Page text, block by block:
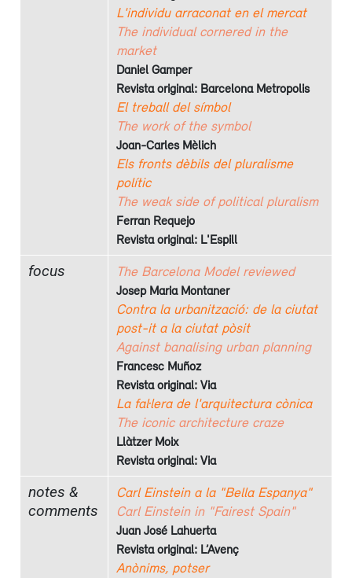
L'individu arraconat en el mercat
The individual cornered in the
market
Daniel Gamper
Revista original: Barcelona Metropolis
El treball del símbol
The work of the symbol
Joan-Carles Mèlich
Els fronts dèbils del pluralisme
polític
The weak side of political pluralism
Ferran Requejo
Revista original: L'Espill
focus The Barcelona Model reviewed
Josep Maria Montaner
Contra la urbanització: de la ciutat
post-it a la ciutat pòsit
Against banalising urban planning
Francesc Muñoz
Revista original: Via
La fal·lera de l'arquitectura cònica
The iconic architecture craze
Llàtzer Moix
Revista original: Via
notes &
comments
Carl Einstein a la "Bella Espanya"
Carl Einstein in "Fairest Spain"
Juan José Lahuerta
Revista original: L’Avenç
Anònims, potser